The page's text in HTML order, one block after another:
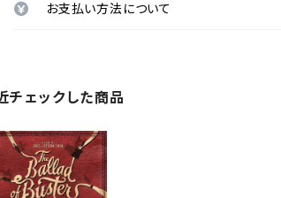
お支払い方法について
チェックした商品